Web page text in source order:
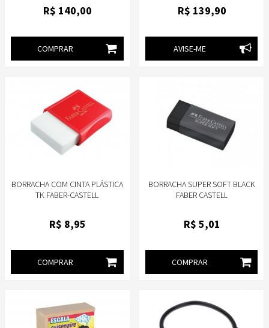
R$ 140,00
COMPRAR
R$ 139,90
AVISE-ME
BORRACHA COM CINTA PLÁSTICA
TK FABER-CASTELL
R$ 8,95
COMPRAR
BORRACHA SUPER SOFT BLACK
FABER CASTELL
R$ 5,01
COMPRAR